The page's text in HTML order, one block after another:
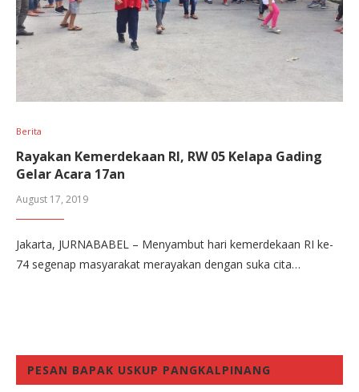
Berita
Rayakan Kemerdekaan RI, RW 05 Kelapa Gading
Gelar Acara 17an
August 17, 2019
Jakarta, JURNABABEL – Menyambut hari kemerdekaan RI ke-
74 segenap masyarakat merayakan dengan suka cita…
PESAN BAPAK USKUP PANGKALPINANG